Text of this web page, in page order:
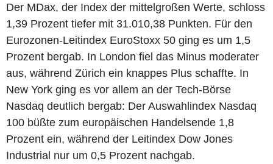
Der MDax, der Index der mittelgroßen Werte, schloss
1,39 Prozent tiefer mit 31.010,38 Punkten. Für den
Eurozonen-Leitindex EuroStoxx 50 ging es um 1,5
Prozent bergab. In London fiel das Minus moderater
aus, während Zürich ein knappes Plus schaffte. In
New York ging es vor allem an der Tech-Börse
Nasdaq deutlich bergab: Der Auswahlindex Nasdaq
100 büßte zum europäischen Handelsende 1,8
Prozent ein, während der Leitindex Dow Jones
Industrial nur um 0,5 Prozent nachgab.